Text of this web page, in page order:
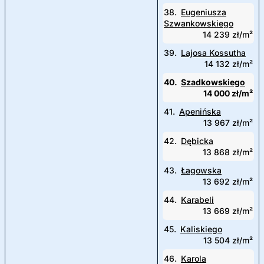
38. Eugeniusza
Szwankowskiego
14 239 zł/m²
39. Lajosa Kossutha
14 132 zł/m²
40. Szadkowskiego
14 000 zł/m²
41. Apenińska
13 967 zł/m²
42. Dębicka
13 868 zł/m²
43. Łagowska
13 692 zł/m²
44. Karabeli
13 669 zł/m²
45. Kaliskiego
13 504 zł/m²
46. Karola